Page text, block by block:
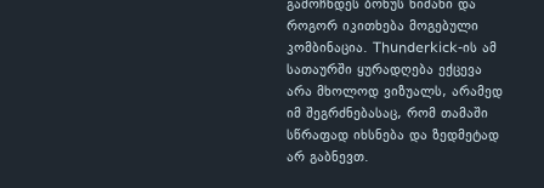
გამოჩნდეს ბონუს ნიშანი და
როგორ იკითხება მოგებული
კომბინაცია. Thunderkick-ის ამ
სათაურში ყურადღება ექცევა
არა მხოლოდ ვიზუალს, არამედ
იმ შეგრძნებასაც, რომ თამაში
სწრაფად იხსნება და ზედმეტად
არ გაბნევთ.